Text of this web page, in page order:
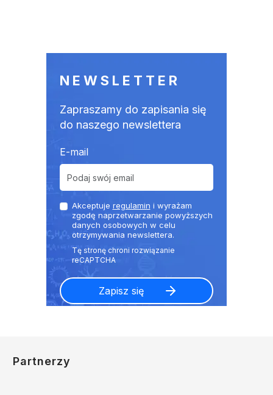
NEWSLETTER
Zapraszamy do zapisania się
do naszego newslettera
E-mail
Akceptuje regulamin i wyrażam
zgodę naprzetwarzanie powyższych
danych osobowych w celu
otrzymywania newslettera.
Partnerzy